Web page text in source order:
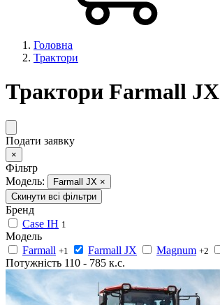
Головна
Трактори
Трактори Farmall JX
Подати заявку
×
Фільтр
Модель:
Farmall JX ×
Скинути всі фільтри
Бренд
Case IH 1
Модель
Farmall +1 Farmall JX Magnum +2
Потужність 110 - 785 к.с.